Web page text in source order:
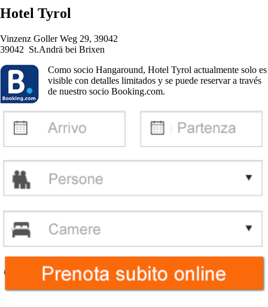
Hotel Tyrol
Vinzenz Goller Weg 29, 39042
39042 St.Andrä bei Brixen
Como socio Hangaround, Hotel Tyrol actualmente solo es
visible con detalles limitados y se puede reservar a través
de nuestro socio Booking.com.